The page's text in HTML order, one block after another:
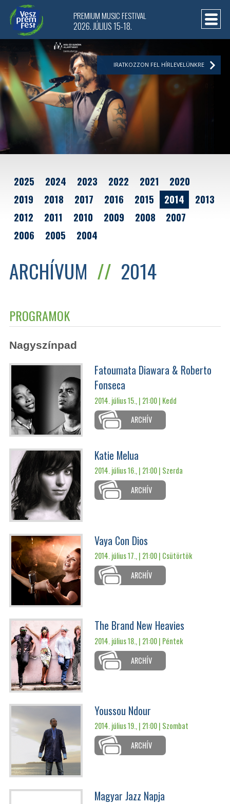
ARCHÍVUM // 2014
PROGRAMOK
Nagyszínpad
Fatoumata Diawara & Roberto
Fonseca
2014. július 15., | 21:00 | Kedd
ARCHÍV
Katie Melua
2014. július 16., | 21:00 | Szerda
ARCHÍV
Vaya Con Dios
2014. július 17., | 21:00 | Csütörtök
ARCHÍV
The Brand New Heavies
2014. július 18., | 21:00 | Péntek
ARCHÍV
Youssou Ndour
2014. július 19., | 21:00 | Szombat
ARCHÍV
Magyar Jazz Napja
2025 2024 2023 2022 2021
2020
2019
2018 2017 2016 2015 2014
2013
2012
2011 2010 2009 2008
2007
2006
2005 2004
PREMIUM MUSIC FESTIVAL
2026. JÚLIUS 15-18.
IRATKOZZON FEL HÍRLEVELÜNKRE